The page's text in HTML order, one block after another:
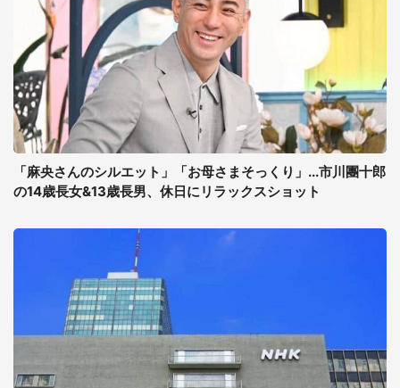
「麻央さんのシルエット」「お母さまそっくり」...市川團十郎
の14歳長女&13歳長男、休日にリラックスショット